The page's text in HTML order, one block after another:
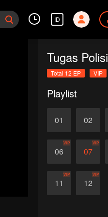
ID
Tugas Polisi
Total 12 EP VIP
Playlist
01 02
06
VIP
07
VIP
11
VIP
12
VIP